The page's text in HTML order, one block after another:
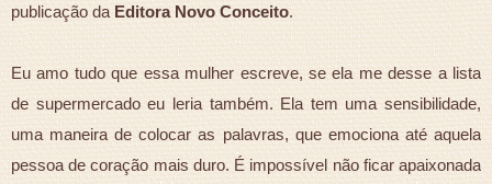
publicação da Editora Novo Conceito.
Eu amo tudo que essa mulher escreve, se ela me desse a lista
de supermercado eu leria também. Ela tem uma sensibilidade,
uma maneira de colocar as palavras, que emociona até aquela
pessoa de coração mais duro. É impossível não ficar apaixonada